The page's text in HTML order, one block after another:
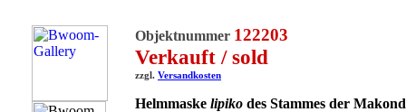
Objektnummer 122203
Verkauft / sold
zzgl. Versandkosten
Helmmaske lipiko des Stammes der